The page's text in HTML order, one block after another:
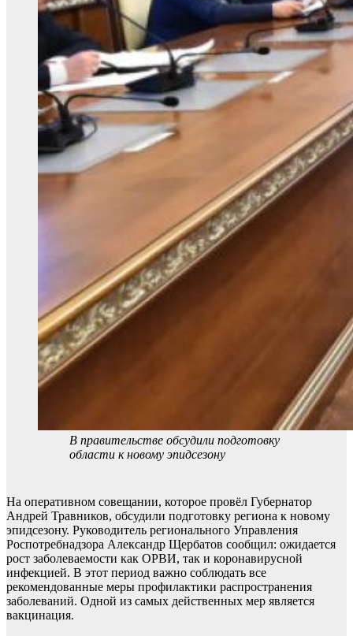
В правительстве обсудили подготовку
области к новому эпидсезону
На оперативном совещании, которое провёл Губернатор
Андрей Травников, обсудили подготовку региона к новому
эпидсезону. Руководитель регионального Управления
Роспотребнадзора Александр Щербатов сообщил: ожидается
рост заболеваемости как ОРВИ, так и коронавирусной
инфекцией. В этот период важно соблюдать все
рекомендованные меры профилактики распространения
заболеваний. Одной из самых действенных мер является
вакцинация.